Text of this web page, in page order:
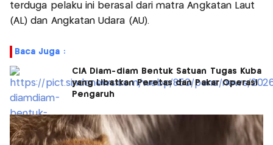
terduga pelaku ini berasal dari matra Angkatan Laut
(AL) dan Angkatan Udara (AU).
Baca Juga :
CIA Diam-diam Bentuk Satuan Tugas Kuba
yang Libatkan Peretas dan Pakar Operasi
Pengaruh